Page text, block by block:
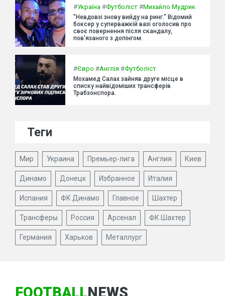
#Україна #Футболіст #Михайло Мудрик
"Невдовзі знову вийду на ринг." Відомий
боксер у суперважкій вазі оголосив про
своє повернення після скандалу,
пов'язаного з допінгом.
#Євро #Англія #Футболіст
Мохамед Салах зайняв друге місце в
списку найвідоміших трансферів
Трабзонспора.
Теги
Мир Украина Премьер-лига Англия Киев
Динамо Донецк Избранное Италия
Испания ФК Динамо Главное Шахтер
Трансферы Россия Арсенал ФК Шахтер
Германия Харьков Металлург
FOOTBALLNEWS